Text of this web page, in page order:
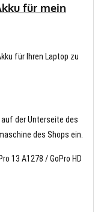
für mein
für Ihren Laptop zu
der Unterseite des
des Shops ein.
13 A1278 / GoPro HD